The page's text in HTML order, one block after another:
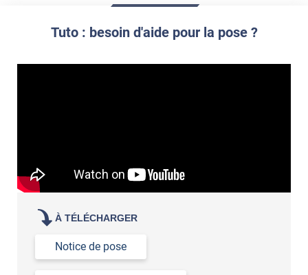
Tuto : besoin d'aide pour la pose ?
À TÉLÉCHARGER
Notice de pose